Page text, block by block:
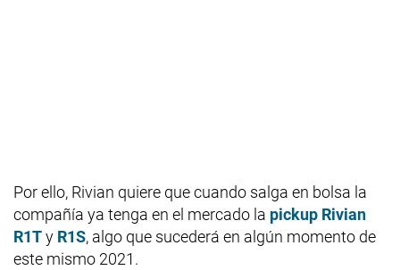
Por ello, Rivian quiere que cuando salga en bolsa la
compañía ya tenga en el mercado la pickup Rivian
R1Ty R1S, algo que sucederá en algún momento de
este mismo 2021.